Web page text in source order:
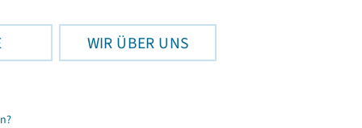
WIR ÜBER UNS